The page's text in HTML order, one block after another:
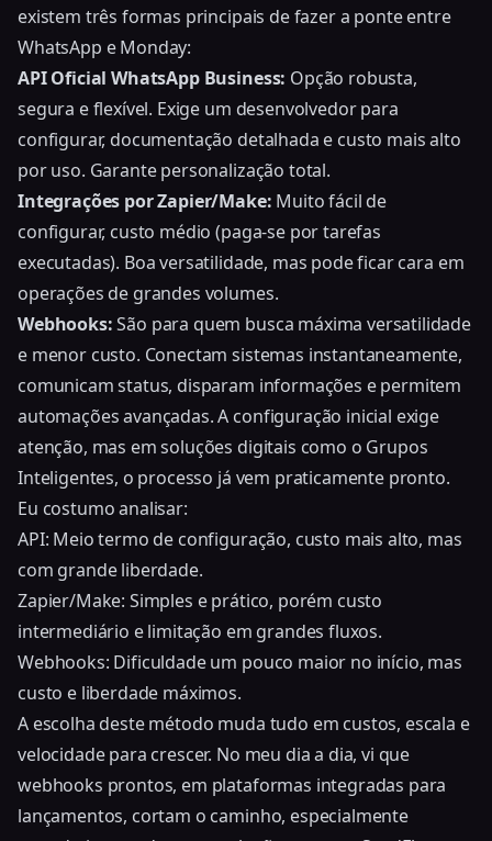
existem três formas principais de fazer a ponte entre
WhatsApp e Monday:
API Oficial WhatsApp Business: Opção robusta,
segura e flexível. Exige um desenvolvedor para
configurar, documentação detalhada e custo mais alto
por uso. Garante personalização total.
Integrações por Zapier/Make: Muito fácil de
configurar, custo médio (paga-se por tarefas
executadas). Boa versatilidade, mas pode ficar cara em
operações de grandes volumes.
Webhooks:São para quem busca máxima versatilidade
e menor custo. Conectam sistemas instantaneamente,
comunicam status, disparam informações e permitem
automações avançadas. A configuração inicial exige
atenção, mas em soluções digitais como o Grupos
Inteligentes, o processo já vem praticamente pronto.
Eu costumo analisar:
API: Meio termo de configuração, custo mais alto, mas
com grande liberdade.
Zapier/Make: Simples e prático, porém custo
intermediário e limitação em grandes fluxos.
Webhooks: Dificuldade um pouco maior no início, mas
custo e liberdade máximos.
A escolha deste método muda tudo em custos, escala e
velocidade para crescer. No meu dia a dia, vi que
webhooks prontos, em plataformas integradas para
lançamentos, cortam o caminho, especialmente